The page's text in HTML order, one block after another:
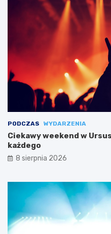
PODCZAS WYDARZENIA
Ciekawy weekend w
każdego
8 sierpnia 2026